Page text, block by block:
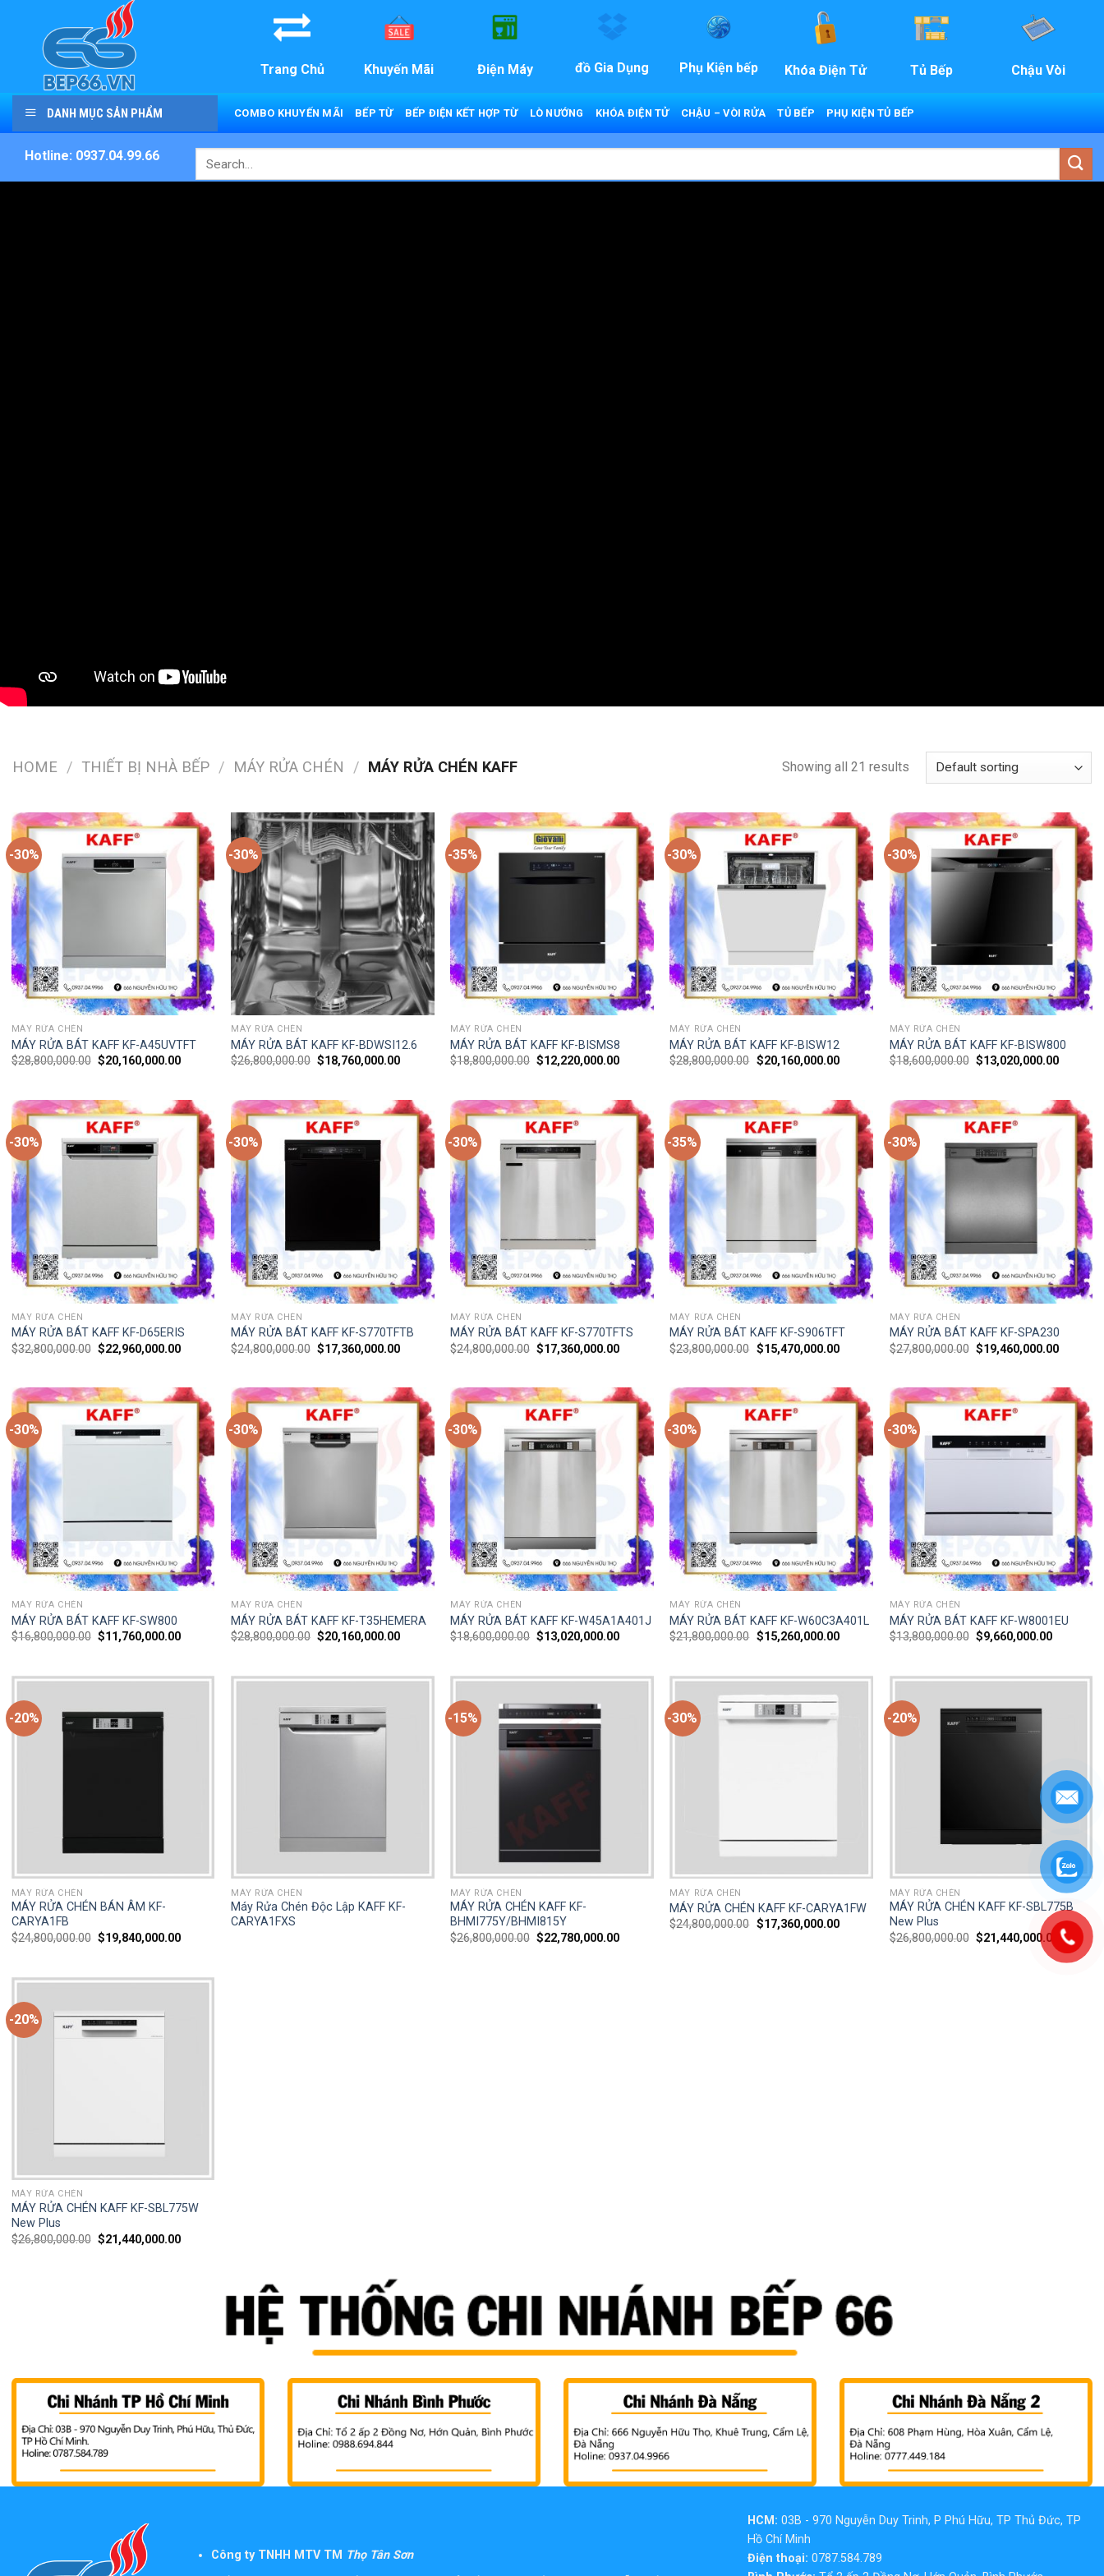
content
Trang Chủ
Khuyến Mãi Điện Máy đồ Gia Dụng Phụ Kiện bếp Khóa Điện Tử Tủ Bếp Chậu Vòi
DANH MỤC SẢN PHẨM COMBO KHUYẾN MÃI BẾP TỪ BẾP ĐIỆN KẾT HỢP TỪ LÒ NƯỚNG KHÓA ĐIỆN TỬ CHẬU – VÒI RỬA TỦ BẾP PHỤ KIỆN TỦ BẾP
Hotline: 0937.04.99.66
Search
for:
HOME / THIẾT BỊ NHÀ BẾP / MÁY RỬA CHÉN / MÁY RỬA CHÉN KAFF Showing all 21 results
-30%
MÁY RỬA CHÉN
MÁY RỬA BÁT KAFF KF-A45UVTFT
$28,800,000.00 $20,160,000.00
-30%
MÁY RỬA CHÉN
MÁY RỬA BÁT KAFF KF-BDWSI12.6
$26,800,000.00 $18,760,000.00
-35%
MÁY RỬA CHÉN
MÁY RỬA BÁT KAFF KF-BISMS8
$18,800,000.00 $12,220,000.00
-30%
MÁY RỬA CHÉN
MÁY RỬA BÁT KAFF KF-BISW12
$28,800,000.00 $20,160,000.00
-30%
MÁY RỬA CHÉN
MÁY RỬA BÁT KAFF KF-BISW800
$18,600,000.00 $13,020,000.00
-30%
MÁY RỬA CHÉN
MÁY RỬA BÁT KAFF KF-D65ERIS
$32,800,000.00 $22,960,000.00
-30%
MÁY RỬA CHÉN
MÁY RỬA BÁT KAFF KF-S770TFTB
$24,800,000.00 $17,360,000.00
-30%
MÁY RỬA CHÉN
MÁY RỬA BÁT KAFF KF-S770TFTS
$24,800,000.00 $17,360,000.00
-35%
MÁY RỬA CHÉN
MÁY RỬA BÁT KAFF KF-S906TFT
$23,800,000.00 $15,470,000.00
-30%
MÁY RỬA CHÉN
MÁY RỬA BÁT KAFF KF-SPA230
$27,800,000.00 $19,460,000.00
-30%
MÁY RỬA CHÉN
MÁY RỬA BÁT KAFF KF-SW800
$16,800,000.00 $11,760,000.00
-30%
MÁY RỬA CHÉN
MÁY RỬA BÁT KAFF KF-T35HEMERA
$28,800,000.00 $20,160,000.00
-30%
MÁY RỬA CHÉN
MÁY RỬA BÁT KAFF KF-W45A1A401J
$18,600,000.00 $13,020,000.00
-30%
MÁY RỬA CHÉN
MÁY RỬA BÁT KAFF KF-W60C3A401L
$21,800,000.00 $15,260,000.00
-30%
MÁY RỬA CHÉN
MÁY RỬA BÁT KAFF KF-W8001EU
$13,800,000.00 $9,660,000.00
-20%
MÁY RỬA CHÉN
MÁY RỬA CHÉN BÁN ÂM KF-
CARYA1FB
$24,800,000.00 $19,840,000.00
MÁY RỬA CHÉN
Máy Rửa Chén Độc Lập KAFF KF-
CARYA1FXS
-15%
MÁY RỬA CHÉN
MÁY RỬA CHÉN KAFF KF-
BHMI775Y/BHMI815Y
$26,800,000.00 $22,780,000.00
-30%
MÁY RỬA CHÉN
MÁY RỬA CHÉN KAFF KF-CARYA1FW
$24,800,000.00 $17,360,000.00
-20%
MÁY RỬA CHÉN
MÁY RỬA CHÉN KAFF KF-SBL775B
New Plus
$26,800,000.00 $21,440,000.00
-20%
MÁY RỬA CHÉN
MÁY RỬA CHÉN KAFF KF-SBL775W
New Plus
$26,800,000.00 $21,440,000.00
Công ty TNHH MTV TM Thọ Tân Sơn
HCM: 03B - 970 Nguyễn Duy Trinh, P Phú Hữu, TP Thủ Đức, TP
Hồ Chí Minh
Điện thoại: 0787.584.789